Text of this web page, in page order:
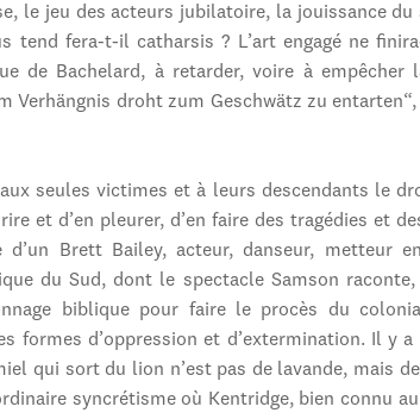
le jeu des acteurs jubilatoire, la jouissance
tend fera-t-il catharsis ? L’art engagé ne
de Bachelard, à retarder, voire à empêcher
Verhängnis droht zum Geschwätz zu
seules victimes et à leurs descendants le
et d’en pleurer, d’en faire des tragédies et
d’un Brett Bailey, acteur, danseur, metteur
du Sud, dont le spectacle Samson
biblique pour faire le procès du
formes d’oppression et d’extermination. Il y
qui sort du lion n’est pas de lavande, mais
syncrétisme où Kentridge, bien connu